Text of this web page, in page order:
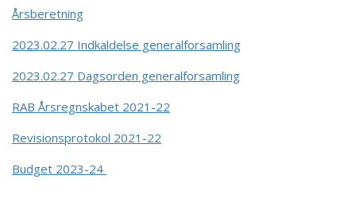
Årsberetning
2023.02.27 Indkaldelse generalforsamling
2023.02.27 Dagsorden generalforsamling
RAB Årsregnskabet 2021-22
Revisionsprotokol 2021-22
Budget 2023-24